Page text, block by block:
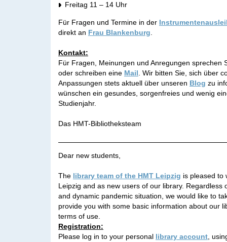
Freitag 11 – 14 Uhr
Für Fragen und Termine in der
direkt an Frau Blankenburg
Kontakt:
Für Fragen, Meinungen und Anregungen sprechen
oder schreiben eine Mail . Wir bitten Sie, sich über
Anpassungen stets aktuell über unseren Blog zu
wünschen ein gesundes, sorgenfreies und wenig
Studienjahr.
Das HMT-Bibliotheksteam
Dear new students,
The library team of the HMT Leipzig is pleased to
Leipzig and as new users of our library. Regardless
and dynamic pandemic situation, we would like to
provide you with some basic information about our
terms of use.
Registration:
Please log in to your personal library account ,